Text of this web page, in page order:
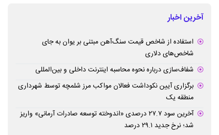
آخرین اخبار
استفاده از شاخص قیمت سنگ‌آهن مبتنی بر یوان به جای
شاخص‌های دلاری
شفاف‌سازی درباره نحوه محاسبه اینترنت داخلی و بین‌المللی
برگزاری آیین نکوداشت فعالان مواکب مرز شلمچه توسط شهرداری
منطقه یک
آخرین سود ۲۷.۷ درصدی «اندوخته توسعه صادرات آرمانی» واریز
شد؛ نرخ جدید ۲۹.۱ درصد